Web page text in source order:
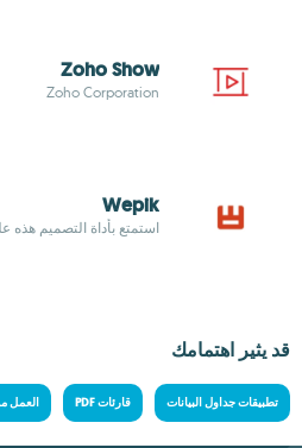
Zoho Show
Zoho Corporation
Wepik
استمتع بأداة التصميم هذه
قد يثير اهتمامك
تطبيقات جداول البيانات قارئات PDF العمل